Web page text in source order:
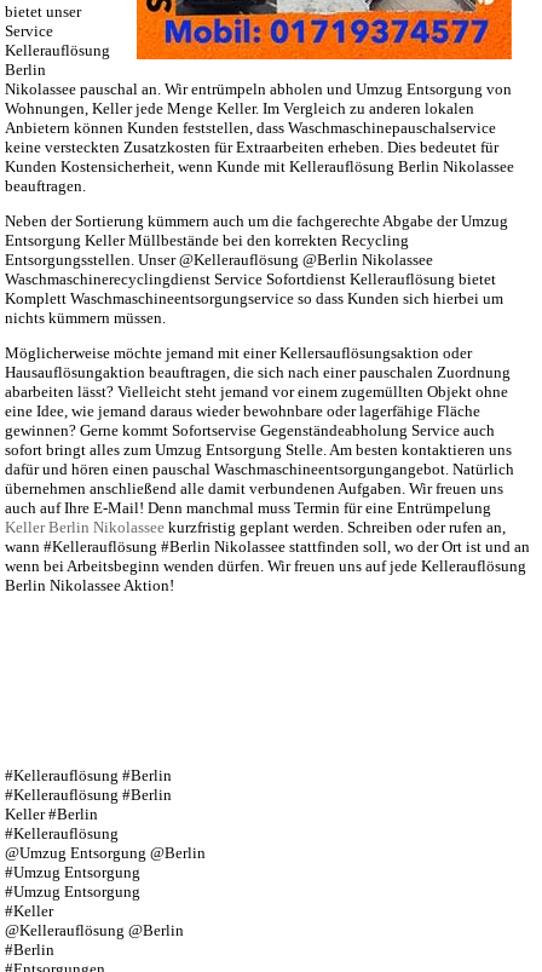
bietet unser
Service
Kellerauflösung
Berlin
Nikolassee pauschal an. Wir entrümpeln abholen und Umzug Entsorgung von
Wohnungen, Keller jede Menge Keller. Im Vergleich zu anderen lokalen
Anbietern können Kunden feststellen, dass Waschmaschinepauschalservice
keine versteckten Zusatzkosten für Extraarbeiten erheben. Dies bedeutet für
Kunden Kostensicherheit, wenn Kunde mit Kellerauflösung Berlin Nikolassee
beauftragen.
Neben der Sortierung kümmern auch um die fachgerechte Abgabe der Umzug
Entsorgung Keller Müllbestände bei den korrekten Recycling
Entsorgungsstellen. Unser @Kellerauflösung @Berlin Nikolassee
Waschmaschinerecyclingdienst Service Sofortdienst Kellerauflösung bietet
Komplett Waschmaschineentsorgungservice so dass Kunden sich hierbei um
nichts kümmern müssen.
Möglicherweise möchte jemand mit einer Kellersauflösungsaktion oder
Hausauflösungaktion beauftragen, die sich nach einer pauschalen Zuordnung
abarbeiten lässt? Vielleicht steht jemand vor einem zugemüllten Objekt ohne
eine Idee, wie jemand daraus wieder bewohnbare oder lagerfähige Fläche
gewinnen? Gerne kommt Sofortservise Gegenständeabholung Service auch
sofort bringt alles zum Umzug Entsorgung Stelle. Am besten kontaktieren uns
dafür und hören einen pauschal Waschmaschineentsorgungangebot. Natürlich
übernehmen anschließend alle damit verbundenen Aufgaben. Wir freuen uns
auch auf Ihre E-Mail! Denn manchmal muss Termin für eine Entrümpelung
Keller Berlin Nikolassee kurzfristig geplant werden. Schreiben oder rufen an,
wann #Kellerauflösung #Berlin Nikolassee stattfinden soll, wo der Ort ist und an
wenn bei Arbeitsbeginn wenden dürfen. Wir freuen uns auf jede Kellerauflösung
Berlin Nikolassee Aktion!
#Kellerauflösung #Berlin
#Kellerauflösung #Berlin
Keller #Berlin
#Kellerauflösung
@Umzug Entsorgung @Berlin
#Umzug Entsorgung
#Umzug Entsorgung
#Keller
@Kellerauflösung @Berlin
#Berlin